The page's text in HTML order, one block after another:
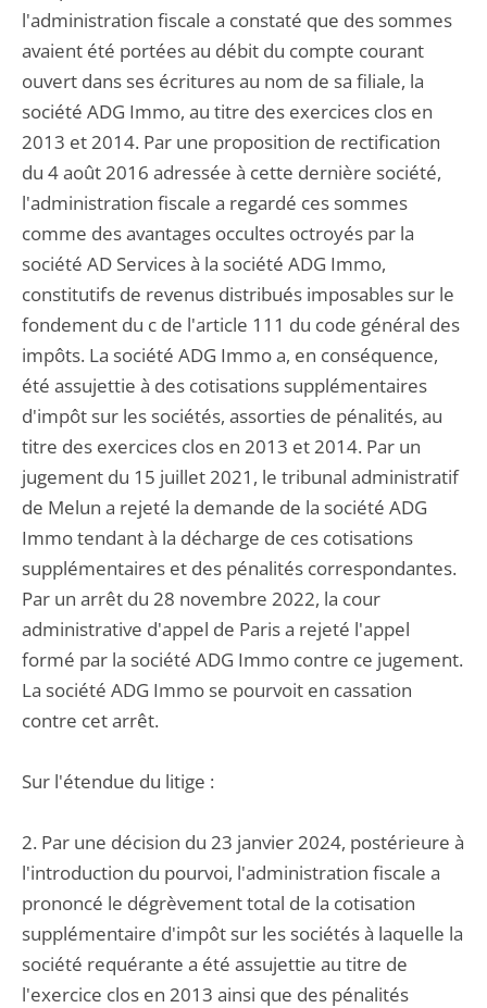
l'administration fiscale a constaté que des sommes
avaient été portées au débit du compte courant
ouvert dans ses écritures au nom de sa filiale, la
société ADG Immo, au titre des exercices clos en
2013 et 2014. Par une proposition de rectification
du 4 août 2016 adressée à cette dernière société,
l'administration fiscale a regardé ces sommes
comme des avantages occultes octroyés par la
société AD Services à la société ADG Immo,
constitutifs de revenus distribués imposables sur le
fondement du c de l'article 111 du code général des
impôts. La société ADG Immo a, en conséquence,
été assujettie à des cotisations supplémentaires
d'impôt sur les sociétés, assorties de pénalités, au
titre des exercices clos en 2013 et 2014. Par un
jugement du 15 juillet 2021, le tribunal administratif
de Melun a rejeté la demande de la société ADG
Immo tendant à la décharge de ces cotisations
supplémentaires et des pénalités correspondantes.
Par un arrêt du 28 novembre 2022, la cour
administrative d'appel de Paris a rejeté l'appel
formé par la société ADG Immo contre ce jugement.
La société ADG Immo se pourvoit en cassation
contre cet arrêt.
Sur l'étendue du litige :
2. Par une décision du 23 janvier 2024, postérieure à
l'introduction du pourvoi, l'administration fiscale a
prononcé le dégrèvement total de la cotisation
supplémentaire d'impôt sur les sociétés à laquelle la
société requérante a été assujettie au titre de
l'exercice clos en 2013 ainsi que des pénalités